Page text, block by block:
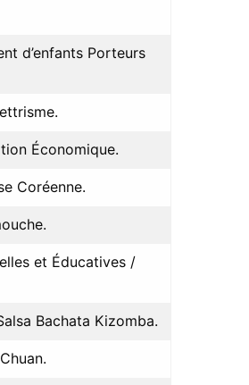
d’enfants Porteurs
Économique.
Coréenne.
et Éducatives /
Bachata Kizomba.